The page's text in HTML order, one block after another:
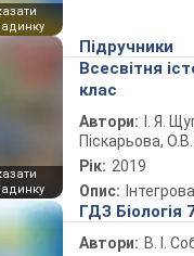
Підручники
Всесвітня
клас
Автори:
І. Я.
Піскарьова,
Рік: 2019
Опис:
ГДЗ Біологія
Автори: В. І.